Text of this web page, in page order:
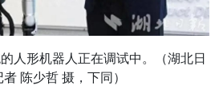
人形机器人正在调试中。（湖北日
陈少哲 摄，下同）